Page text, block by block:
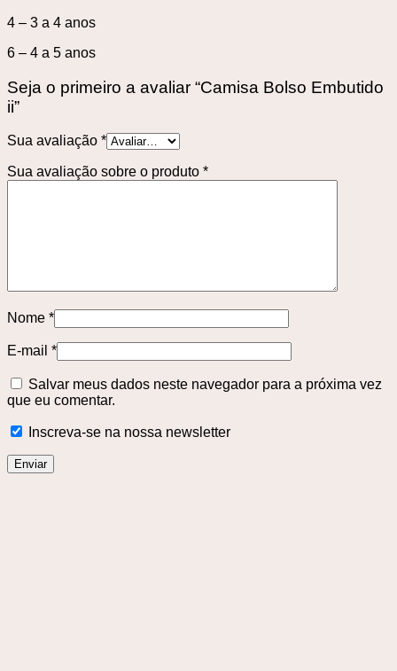
4 – 3 a 4 anos
6 – 4 a 5 anos
Seja o primeiro a avaliar “Camisa Bolso Embutido
ii”
Sua avaliação *
Sua avaliação sobre o produto *
Nome *
E-mail *
Salvar meus dados neste navegador para a próxima vez
que eu comentar.
Inscreva-se na nossa newsletter